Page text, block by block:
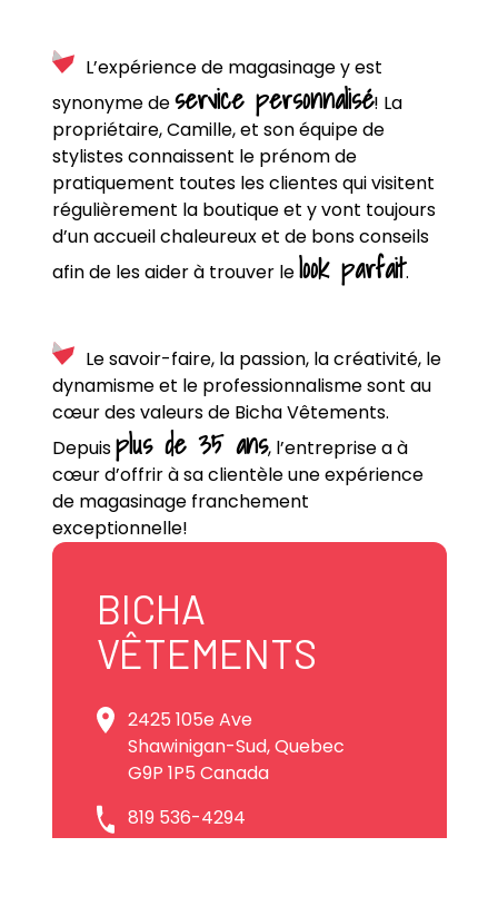
L’expérience de magasinage y est
synonyme deservice personnalisé! La
propriétaire, Camille, et son équipe de
stylistes connaissent le prénom de
pratiquement toutes les clientes qui visitent
régulièrement la boutique et y vont toujours
d’un accueil chaleureux et de bons conseils
afin de les aider à trouver lelook parfait.
Le savoir-faire, la passion, la créativité, le
dynamisme et le professionnalisme sont au
cœur des valeurs de Bicha Vêtements.
Depuisplus de 35 ans, l’entreprise a à
cœur d’offrir à sa clientèle une expérience
de magasinage franchement
exceptionnelle!
BICHA
VÊTEMENTS
2425 105e Ave
Shawinigan-Sud, Quebec
G9P 1P5 Canada
819 536-4294